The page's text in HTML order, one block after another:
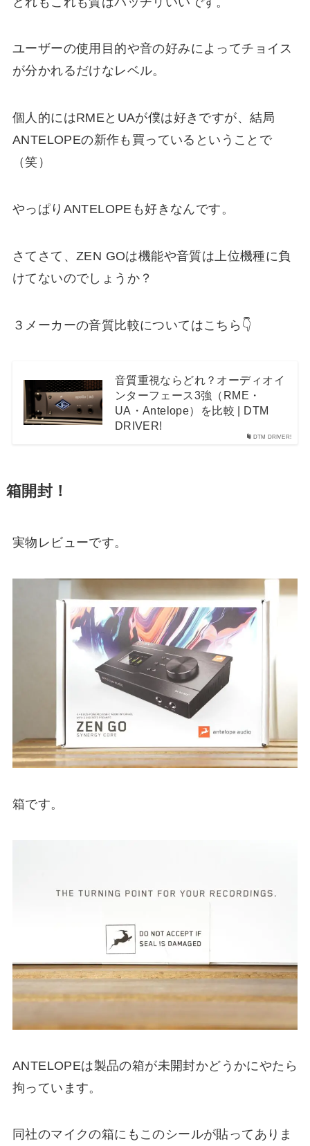
ユーザーの使用目的や音の好みによってチョイス
が分かれるだけなレベル。
個人的にはRMEとUAが僕は好きですが、結局
ANTELOPEの新作も買っているということで
（笑）
やっぱりANTELOPEも好きなんです。
さてさて、ZEN GOは機能や音質は上位機種に負
けてないのでしょうか？
３メーカーの音質比較についてはこちら👇
DTM DRIVER!
音質重視ならどれ？オーディオイ
ンターフェース3強（RME・
UA・Antelope）を比較 | DTM
DRIVER!
箱開封！
実物レビューです。
箱です。
ANTELOPEは製品の箱が未開封かどうかにやたら
拘っています。
同社のマイクの箱にもこのシールが貼ってありま